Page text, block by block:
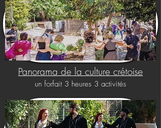
Panorama de la culture crétoise
un forfait 3 heures 3 activités